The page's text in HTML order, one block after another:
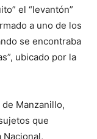
el “levantón”
a uno de los
se encontraba
ubicado por la
Manzanillo,
que
Nacional,